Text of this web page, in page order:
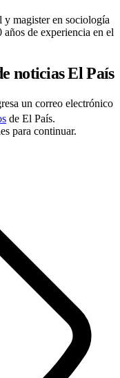
magister en sociología
de experiencia en el
noticias El País
un correo electrónico
de El País.
para continuar.